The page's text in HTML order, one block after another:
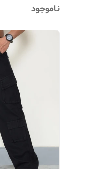
ناموجود